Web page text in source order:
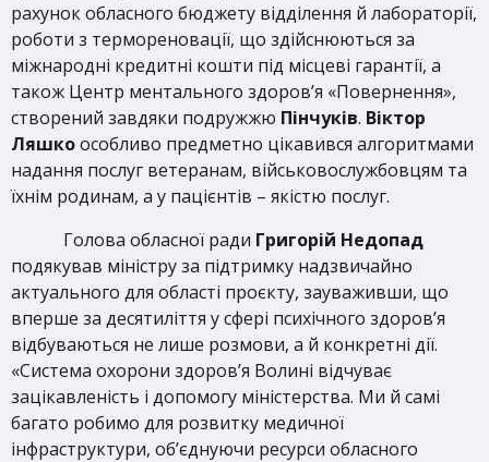
рахунок обласного бюджету відділення й лабораторії,
роботи з термореновації, що здійснюються за
міжнародні кредитні кошти під місцеві гарантії, а
також Центр ментального здоров’я «Повернення»,
створений завдяки подружжю Пінчуків. Віктор
Ляшкоособливо предметно цікавився алгоритмами
надання послуг ветеранам, військовослужбовцям та
їхнім родинам, а у пацієнтів – якістю послуг.
Голова обласної ради Григорій Недопад
подякував міністру за підтримку надзвичайно
актуального для області проєкту, зауваживши, що
вперше за десятиліття у сфері психічного здоров’я
відбуваються не лише розмови, а й конкретні дії.
«Система охорони здоров’я Волині відчуває
зацікавленість і допомогу міністерства. Ми й самі
багато робимо для розвитку медичної
інфраструктури, об’єднуючи ресурси обласного